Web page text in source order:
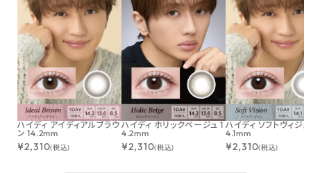
ハイディ アイディアルブラウ
ン 14.2mm
¥2,310(税込)
ハイディ ホリックベージュ 1
4.2mm
¥2,310(税込)
ハイディ ソフトヴィジ
4.1mm
¥2,310(税込)